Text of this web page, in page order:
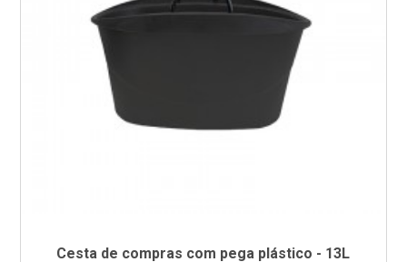
Cesta de compras com pega plástico - 13L